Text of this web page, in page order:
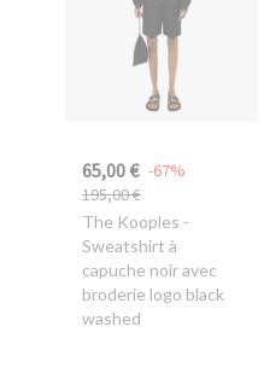
65,00 €
195,00 €
-67%
The Kooples -
Sweatshirt à
capuche noir avec
broderie logo black
washed